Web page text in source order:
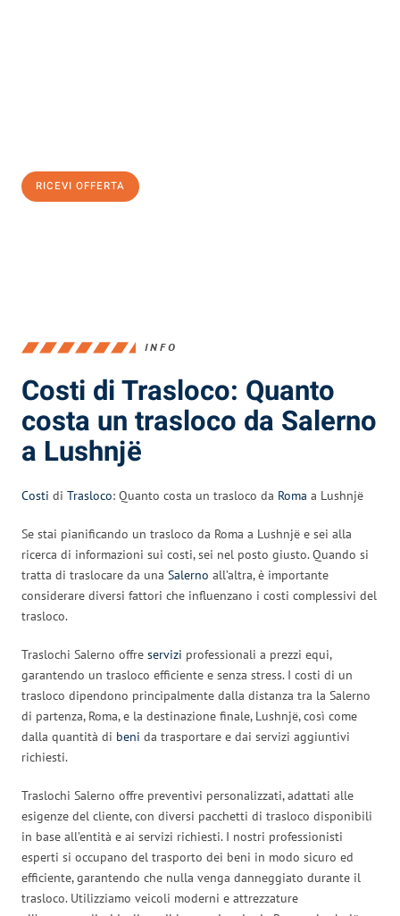
RICEVI OFFERTA
INFO
Costi di Trasloco: Quanto
costa un trasloco da Salerno
a Lushnjë
Costi di Trasloco: Quanto costa un trasloco da Roma a Lushnjë
Se stai pianificando un trasloco da Roma a Lushnjë e sei alla
ricerca di informazioni sui costi, sei nel posto giusto. Quando si
tratta di traslocare da una Salerno all’altra, è importante
considerare diversi fattori che influenzano i costi complessivi del
trasloco.
Traslochi Salerno offre servizi professionali a prezzi equi,
garantendo un trasloco efficiente e senza stress. I costi di un
trasloco dipendono principalmente dalla distanza tra la Salerno
di partenza, Roma, e la destinazione finale, Lushnjë, così come
dalla quantità di beni da trasportare e dai servizi aggiuntivi
richiesti.
Traslochi Salerno offre preventivi personalizzati, adattati alle
esigenze del cliente, con diversi pacchetti di trasloco disponibili
in base all’entità e ai servizi richiesti. I nostri professionisti
esperti si occupano del trasporto dei beni in modo sicuro ed
efficiente, garantendo che nulla venga danneggiato durante il
trasloco. Utilizziamo veicoli moderni e attrezzature